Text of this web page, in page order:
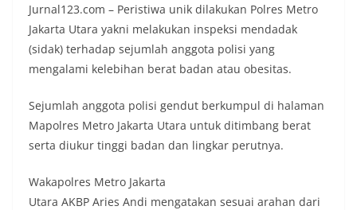
Jurnal123.com – Peristiwa unik dilakukan Polres Metro
Jakarta Utara yakni melakukan inspeksi mendadak
(sidak) terhadap sejumlah anggota polisi yang
mengalami kelebihan berat badan atau obesitas.
Sejumlah anggota polisi gendut berkumpul di halaman
Mapolres Metro Jakarta Utara untuk ditimbang berat
serta diukur tinggi badan dan lingkar perutnya.
Wakapolres Metro Jakarta
Utara AKBP Aries Andi mengatakan sesuai arahan dari